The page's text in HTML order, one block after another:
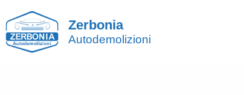
Zerbonia
Autodemolizioni